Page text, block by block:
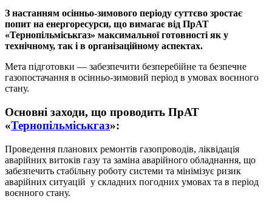
З настанням осінньо-зимового періоду суттєво зростає
попит на енергоресурси, що вимагає від ПрАТ
«Тернопільміськгаз» максимальної готовності як у
технічному, так і в організаційному аспектах.
Мета підготовки — забезпечити безперебійне та безпечне
газопостачання в осінньо-зимовий період в умовах воєнного
стану.
Основні заходи, що проводить ПрАТ
«Тернопільміськгаз»:
Проведення планових ремонтів газопроводів, ліквідація
аварійних витоків газу та заміна аварійного обладнання, що
забезпечить стабільну роботу системи та мінімізує ризик
аварійних ситуацій у складних погодних умовах та в період
воєнного стану.